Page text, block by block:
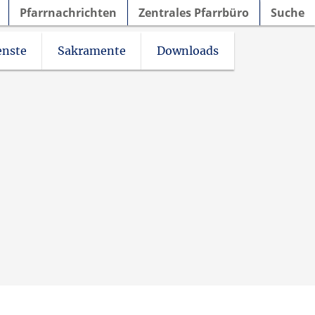
Sakramente Downloads
Pfarrnachrichten Zentrales Pfarrbüro Suche